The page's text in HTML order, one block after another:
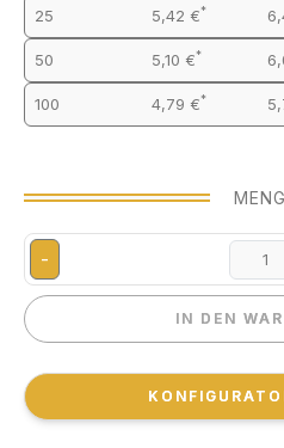
25 5,42 €*
50 5,10 €*
100 4,79 €*
-
IN DEN
IN DEN